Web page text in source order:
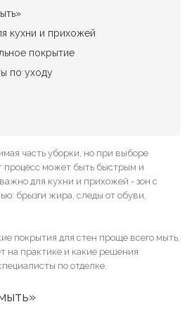
часть уборки, но при выборе
процесс может быть быстрым и
для кухни и прихожей - зон с
брызги жира, следы от обуви,
покрытия для стен проще всего мыть,
на практике и какие решения
по отделке.
кухни и прихожей
покрытие
по уходу